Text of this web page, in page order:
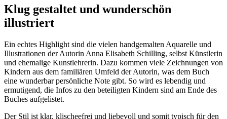
Klug gestaltet und wunderschön
illustriert
Ein echtes Highlight sind die vielen handgemalten Aquarelle und
Illustrationen der Autorin Anna Elisabeth Schilling, selbst Künstlerin
und ehemalige Kunstlehrerin. Dazu kommen viele Zeichnungen von
Kindern aus dem familiären Umfeld der Autorin, was dem Buch
eine wunderbar persönliche Note gibt. So wird es lebendig und
ermutigend, die Infos zu den beteiligten Kindern sind am Ende des
Buches aufgelistet.
Der Stil ist klar, klischeefrei und liebevoll und somit typisch für den